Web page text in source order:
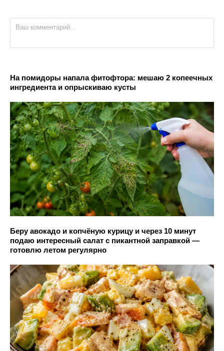
На помидоры напала фитофтора: мешаю 2 копеечных
ингредиента и опрыскиваю кусты
Беру авокадо и копчёную курицу и через 10 минут
подаю интересный салат с пикантной заправкой —
готовлю летом регулярно